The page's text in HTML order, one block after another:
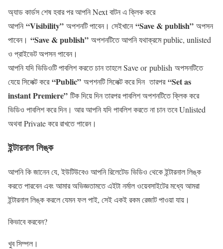
অ্যাড কার্ডস শেষ হবার পর আপনি Next বাটন এ ক্লিক করে
আপনি “Visibility” অপশনটি পাবেন। সেইখানে “Save & publish” অপসন
পাবেন। “Save & publish” অপশনটিতে আপনি যথাক্রমে public, unlisted
ও প্রাইভেট অপসন পাবেন।
আপনি যদি ভিডিওটি পাবলিশ করতে চান তাহলে Save or publish অপসনটিতে
যেয়ে সিলেক্ট করে“Public” অপশনটি সিলেক্ট করে দিন তারপর“Set as
instant Premiere” টিক দিয়ে দিন তারপর পাবলিশ অপশনটিতে ক্লিক করে
ভিডিও পাবলিশ করে দিন। আর আপনি যদি পাবলিশ করতে না চান তবে Unlisted
অথবা Private করে রাখতে পারেন।
ইন্টারনাল লিঙ্ক
আপনি কি জানেন যে, ইউটিউবেও আপনি রিলেটেড ভিডিও থেকে ইন্টারনাল লিঙ্ক
করতে পারবেন এবং আমার অভিজ্ঞতামতে এইটা নর্মাল ওয়েবসাইটের মধ্যে আমরা
ইন্টারনাল লিঙ্ক করলে যেমন ফল পাই, সেই একই রকম রেজাট পাওয়া যায়।
কিভাবে করবেন?
খুব সিম্পল।